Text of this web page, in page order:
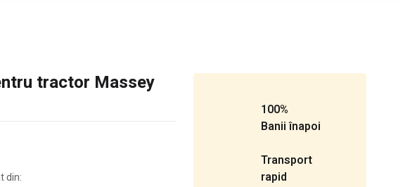
tractor Massey
din:
100%
Banii înapoi
Transport
rapid